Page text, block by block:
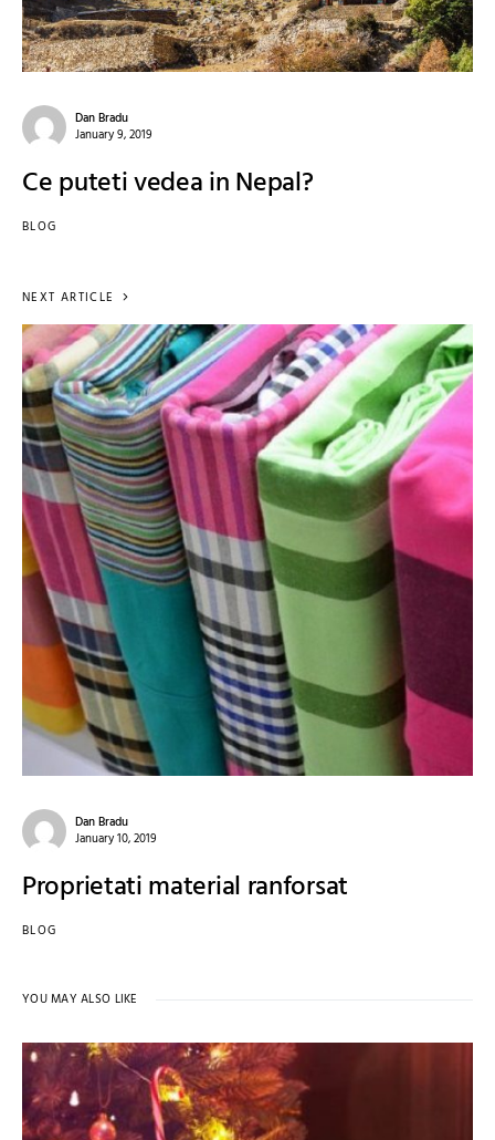
Dan Bradu
January 9, 2019
Ce puteti vedea in Nepal?
BLOG
NEXT ARTICLE
Dan Bradu
January 10, 2019
Proprietati material ranforsat
BLOG
YOU MAY ALSO LIKE